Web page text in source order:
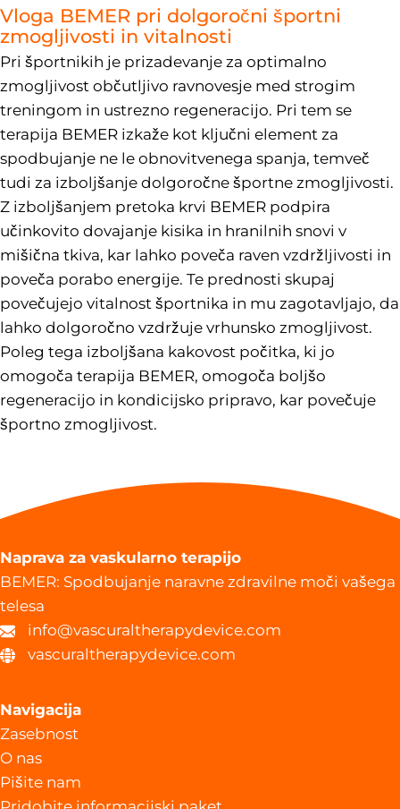
Vloga BEMER pri dolgoročni športni
zmogljivosti in vitalnosti
Pri športnikih je prizadevanje za optimalno
zmogljivost občutljivo ravnovesje med strogim
treningom in ustrezno regeneracijo. Pri tem se
terapija BEMER izkaže kot ključni element za
spodbujanje ne le obnovitvenega spanja, temveč
tudi za izboljšanje dolgoročne športne zmogljivosti.
Z izboljšanjem pretoka krvi BEMER podpira
učinkovito dovajanje kisika in hranilnih snovi v
mišična tkiva, kar lahko poveča raven vzdržljivosti in
poveča porabo energije. Te prednosti skupaj
povečujejo vitalnost športnika in mu zagotavljajo, da
lahko dolgoročno vzdržuje vrhunsko zmogljivost.
Poleg tega izboljšana kakovost počitka, ki jo
omogoča terapija BEMER, omogoča boljšo
regeneracijo in kondicijsko pripravo, kar povečuje
športno zmogljivost.
Naprava za vaskularno terapijo
BEMER: Spodbujanje naravne zdravilne moči vašega
telesa
info@vascuraltherapydevice.com
vascuraltherapydevice.com
Navigacija
Zasebnost
O nas
Pišite nam